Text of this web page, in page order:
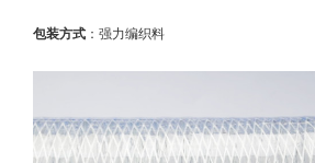
包装方式 ：强力编织料